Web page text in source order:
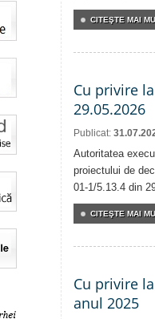
CITEŞTE MAI
Cu privire
29.05.2026
Publicat:
Autoritatea
proiectului de
01-1/5.13.4 din
CITEŞTE MAI
Cu privire
anul 2025